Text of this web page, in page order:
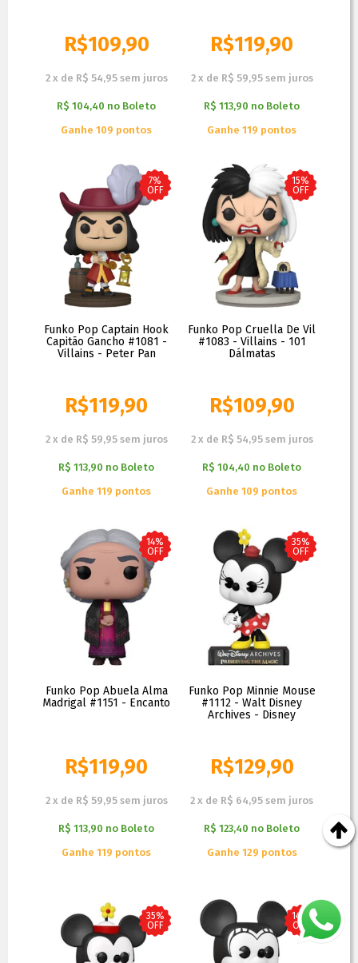
R$109,90
2 x de R$ 54,95 sem juros
R$ 104,40 no Boleto
Ganhe 109 pontos
R$119,90
2 x de R$ 59,95 sem juros
R$ 113,90 no Boleto
Ganhe 119 pontos
7%
OFF
Funko Pop Captain Hook
Capitão Gancho #1081 -
Villains - Peter Pan
R$119,90
2 x de R$ 59,95 sem juros
R$ 113,90 no Boleto
Ganhe 119 pontos
15%
OFF
Funko Pop Cruella De Vil
#1083 - Villains - 101
Dálmatas
R$109,90
2 x de R$ 54,95 sem juros
R$ 104,40 no Boleto
Ganhe 109 pontos
14%
OFF
Funko Pop Abuela Alma
Madrigal #1151 - Encanto
R$119,90
2 x de R$ 59,95 sem juros
R$ 113,90 no Boleto
Ganhe 119 pontos
35%
OFF
Funko Pop Minnie Mouse
#1112 - Walt Disney
Archives - Disney
R$129,90
2 x de R$ 64,95 sem juros
R$ 123,40 no Boleto
Ganhe 129 pontos
35%
OFF
14%
OFF